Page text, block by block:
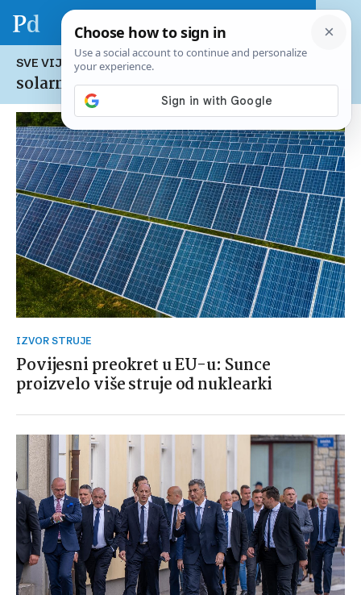
SVE VIJESTI NA TEMU:
solarna energija
IZVOR STRUJE
Povijesni preokret u EU-u: Sunce
proizvelo više struje od nuklearki